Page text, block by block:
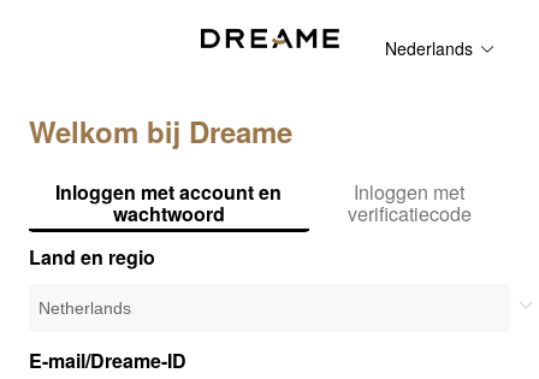
Nederlands
Welkom bij Dreame
Inloggen met account en
wachtwoord
Inloggen met
verificatiecode
Land en regio
E-mail/Dreame-ID